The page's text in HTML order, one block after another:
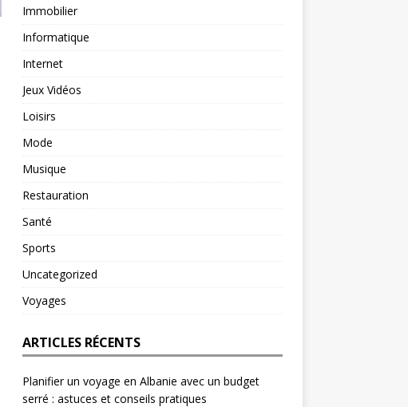
Immobilier
Informatique
Internet
Jeux Vidéos
Loisirs
Mode
Musique
Restauration
Santé
Sports
Uncategorized
Voyages
ARTICLES RÉCENTS
Planifier un voyage en Albanie avec un budget
serré : astuces et conseils pratiques